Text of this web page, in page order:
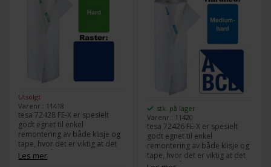
Utsolgt
Varenr.: 11418
tesa 72428 FE-X er spesielt
godt egnet til enkel
remontering av både klisje og
tape, hvor det er viktig at det
er enkelt å montere og
demontere.
Les mer
stk. på lager
Varenr.: 11420
tesa 72426 FE-X er spesielt
godt egnet til enkel
remontering av både klisje og
tape, hvor det er viktig at det